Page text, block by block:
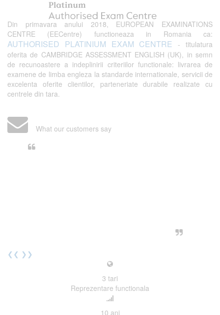
Din primavara anului 2018, EUROPEAN EXAMINATIONS
CENTRE (EECentre) functioneaza in Romania ca:
AUTHORISED PLATINIUM EXAM CENTRE - titulatura
oferita de CAMBRIDGE ASSESSMENT ENGLISH (UK), in semn
de recunoastere a indeplinirii criteriilor functionale: livrarea de
examene de limba engleza la standarde internationale, servicii de
excelenta oferite clientilor, parteneriate durabile realizate cu
centrele din tara.
What our customers say
❮❮ ❯❯
3 tari
Reprezentare functionala
10 ani